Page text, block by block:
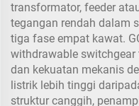
transformator, feeder
tegangan rendah dalam
tiga fase empat kawat.
withdrawable
dan kekuatan mekanis
listrik lebih tinggi
struktur canggih,